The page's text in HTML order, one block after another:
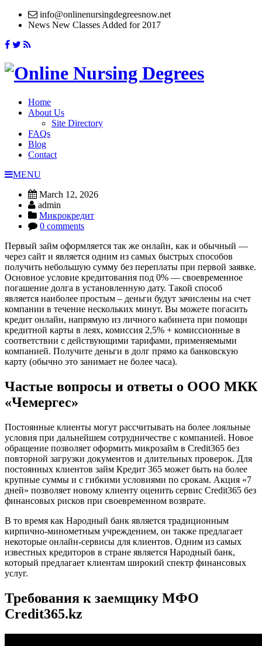
info@onlinenursingdegreesnow.net
News New Classes Added for 2017
Home
About Us
Site Directory
FAQs
Blog
Contact
MENU
March 12, 2026
admin
Микрокредит
0 comments
Первый займ оформляется так же онлайн, как и обычный —
через сайт и является одним из самых быстрых способов
получить небольшую сумму без переплаты при первой заявке.
Основное условие кредитования под 0% — своевременное
погашение долга в установленную дату. Такой способ
является наиболее простым – деньги будут зачислены на счет
компании в течение нескольких минут. Вы можете погасить
кредит онлайн, напрямую из личного кабинета при помощи
кредитной карты в леях, комиссия 2,5% + комиссионные в
соответствии с действующими тарифами, применяемыми
компанией. Получите деньги в долг прямо ка банковскую
карту (обычно это занимает не более часа).
Частые вопросы и ответы о ООО МКК
«Чемергес»
Постоянные клиенты могут рассчитывать на более лояльные
условия при дальнейшем сотрудничестве с компанией. Новое
обращение позволяет оформить микрозайм в Credit365 без
повторной загрузки документов и длительных проверок. Для
постоянных клиентов займ Кредит 365 может быть на более
крупные суммы и с гибкими условиями по срокам. Акция «7
дней» позволяет новому клиенту оценить сервис Credit365 без
финансовых рисков при своевременном возврате.
В то время как Народный банк является традиционным
кирпично-минометным учреждением, он также предлагает
некоторые онлайн-сервисы для клиентов. Одним из самых
известных кредиторов в стране является Народный банк,
который предлагает клиентам широкий спектр финансовых
услуг.
Требования к заемщику МФО
Credit365.kz